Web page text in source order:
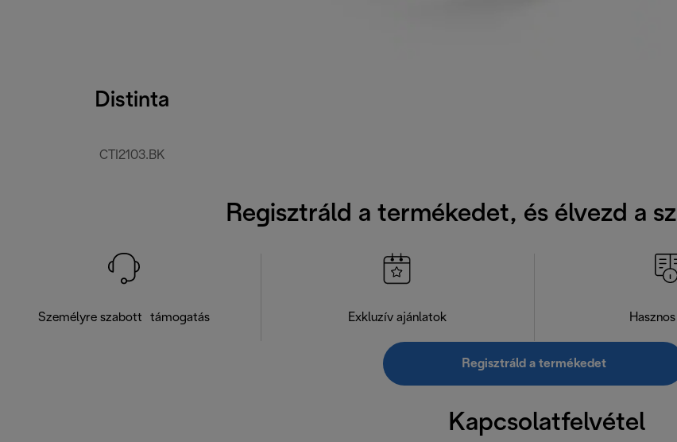
Distinta
CTI2103.BK
Regisztráld a termékedet, és élvezd a
Személyre szabott támogatás Exkluzív ajánlatok
Regisztráld a termékedet
Kapcsolatfelvétel